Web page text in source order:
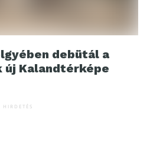
debütál a
Kalandtérképe
HIRDETÉS